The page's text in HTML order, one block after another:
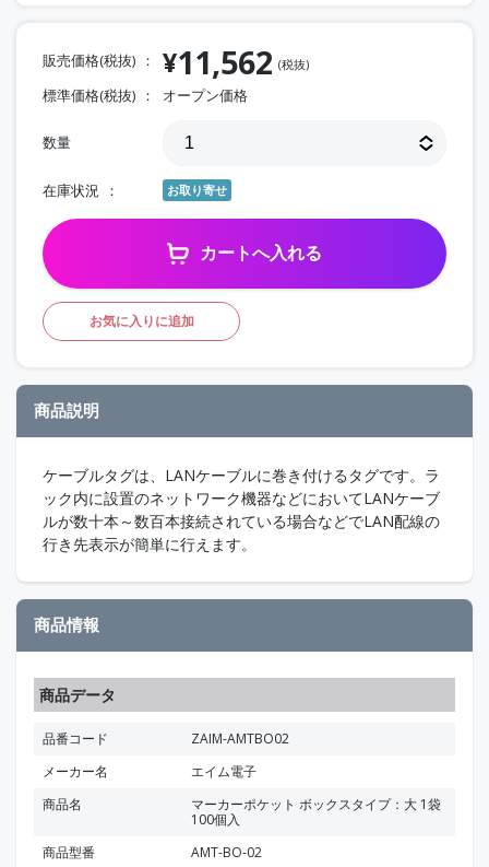
販売価格(税抜) ¥11,562 (税抜)
標準価格(税抜) オープン価格
数量
在庫状況 お取り寄せ
カートへ入れる
お気に入りに追加
商品説明
ケーブルタグは、LANケーブルに巻き付けるタグです。ラ
ック内に設置のネットワーク機器などにおいてLANケーブ
ルが数十本～数百本接続されている場合などでLAN配線の
行き先表示が簡単に行えます。
商品情報
商品データ
品番コード
ZAIM-AMTBO02
メーカー名
エイム電子
商品名
マーカーポケット ボックスタイプ：大 1袋
100個入
商品型番
AMT-BO-02